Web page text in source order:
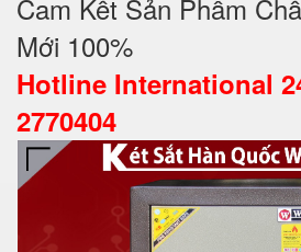
Cam Kết Sản Phẩm
Mới 100%
Hotline International
2770404